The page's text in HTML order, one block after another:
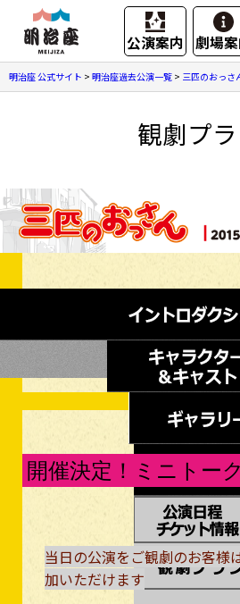
公演案内 劇場
明治座 公式サイト > 明治座過去公演一覧 > 三匹のおっさ
観劇プ
開催決定！ミニトー
当日の公演をご観劇のお客様
加いただけます